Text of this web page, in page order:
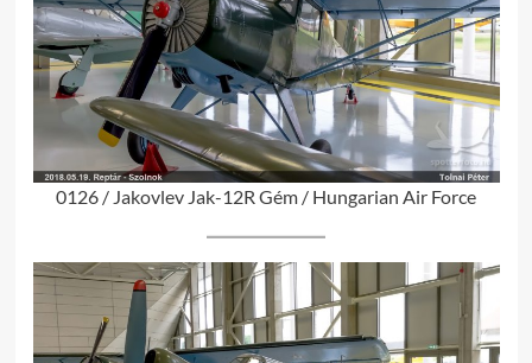
0126 / Jakovlev Jak-12R Gém / Hungarian Air Force